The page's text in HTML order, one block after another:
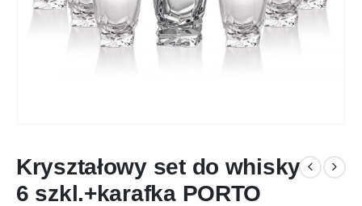
Kryształowy set do whisky
6 szkl.+karafka PORTO